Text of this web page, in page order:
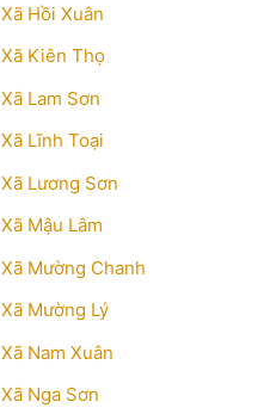
Xã Hồi Xuân
Xã Kiên Thọ
Xã Lam Sơn
Xã Lĩnh Toại
Xã Lương Sơn
Xã Mậu Lâm
Xã Mường Chanh
Xã Mường Lý
Xã Nam Xuân
Xã Nga Sơn